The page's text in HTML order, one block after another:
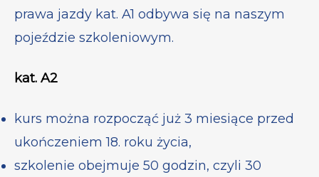
prawa jazdy kat. A1 odbywa się na naszym
pojeździe szkoleniowym.
kat. A2
kurs można rozpocząć już 3 miesiące przed
ukończeniem 18. roku życia,
szkolenie obejmuje 50 godzin, czyli 30